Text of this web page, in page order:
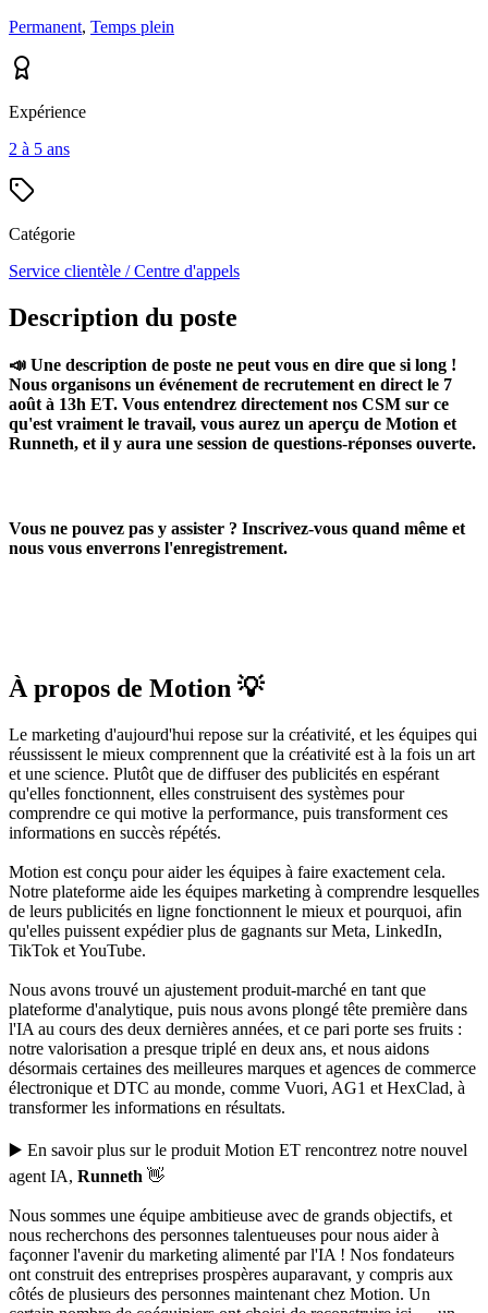
Permanent, Temps plein
Expérience
2 à 5 ans
Catégorie
Service clientèle / Centre d'appels
Description du poste
📣 Une description de poste ne peut vous en dire que si long !
Nous organisons un événement de recrutement en direct le 7
août à 13h ET. Vous entendrez directement nos CSM sur ce
qu'est vraiment le travail, vous aurez un aperçu de Motion et
Runneth, et il y aura une session de questions-réponses ouverte.
Vous ne pouvez pas y assister ? Inscrivez-vous quand même et
nous vous enverrons l'enregistrement.
À propos de Motion 💡
Le marketing d'aujourd'hui repose sur la créativité, et les équipes qui
réussissent le mieux comprennent que la créativité est à la fois un art
et une science. Plutôt que de diffuser des publicités en espérant
qu'elles fonctionnent, elles construisent des systèmes pour
comprendre ce qui motive la performance, puis transforment ces
informations en succès répétés.
Motion est conçu pour aider les équipes à faire exactement cela.
Notre plateforme aide les équipes marketing à comprendre lesquelles
de leurs publicités en ligne fonctionnent le mieux et pourquoi, afin
qu'elles puissent expédier plus de gagnants sur Meta, LinkedIn,
TikTok et YouTube.
Nous avons trouvé un ajustement produit-marché en tant que
plateforme d'analytique, puis nous avons plongé tête première dans
l'IA au cours des deux dernières années, et ce pari porte ses fruits :
notre valorisation a presque triplé en deux ans, et nous aidons
désormais certaines des meilleures marques et agences de commerce
électronique et DTC au monde, comme Vuori, AG1 et HexClad, à
transformer les informations en résultats.
▶️ En savoir plus sur le produit Motion ET rencontrez notre nouvel
agent IA, Runneth 👋
Nous sommes une équipe ambitieuse avec de grands objectifs, et
nous recherchons des personnes talentueuses pour nous aider à
façonner l'avenir du marketing alimenté par l'IA ! Nos fondateurs
ont construit des entreprises prospères auparavant, y compris aux
côtés de plusieurs des personnes maintenant chez Motion. Un